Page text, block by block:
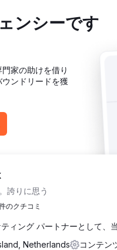
ンシーです
家の助けを借り
ンドリードを獲
誇りに思う
のクチコミ
ィング パートナーとして、
Netherlands
コンテン